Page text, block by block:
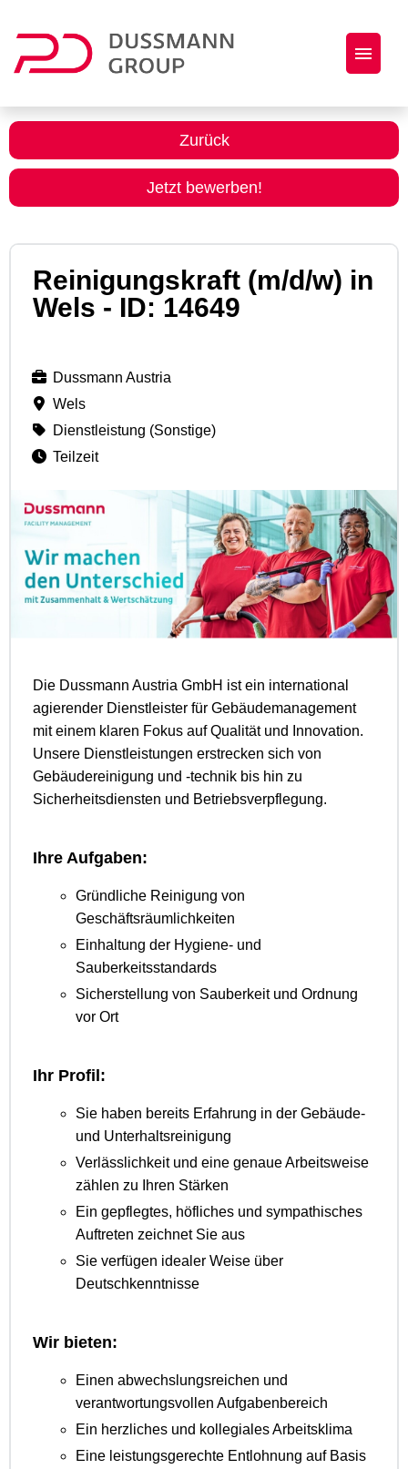
Jobs
Initiativbewerbung
Zurück
Jetzt bewerben!
Reinigungskraft (m/d/w) in
Wels - ID: 14649
Dussmann Austria
Wels
Dienstleistung (Sonstige)
Teilzeit
Die Dussmann Austria GmbH ist ein international
agierender Dienstleister für Gebäudemanagement
mit einem klaren Fokus auf Qualität und Innovation.
Unsere Dienstleistungen erstrecken sich von
Gebäudereinigung und -technik bis hin zu
Sicherheitsdiensten und Betriebsverpflegung.
Ihre Aufgaben:
Gründliche Reinigung von
Geschäftsräumlichkeiten
Einhaltung der Hygiene- und
Sauberkeitsstandards
Sicherstellung von Sauberkeit und Ordnung
vor Ort
Ihr Profil:
Sie haben bereits Erfahrung in der Gebäude-
und Unterhaltsreinigung
Verlässlichkeit und eine genaue Arbeitsweise
zählen zu Ihren Stärken
Ein gepflegtes, höfliches und sympathisches
Auftreten zeichnet Sie aus
Sie verfügen idealer Weise über
Deutschkenntnisse
Wir bieten:
Einen abwechslungsreichen und
verantwortungsvollen Aufgabenbereich
Ein herzliches und kollegiales Arbeitsklima
Eine leistungsgerechte Entlohnung auf Basis